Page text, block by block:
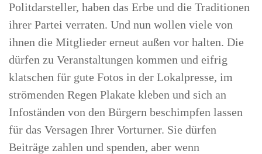
Politdarsteller, haben das Erbe und die Traditionen
ihrer Partei verraten. Und nun wollen viele von
ihnen die Mitglieder erneut außen vor halten. Die
dürfen zu Veranstaltungen kommen und eifrig
klatschen für gute Fotos in der Lokalpresse, im
strömenden Regen Plakate kleben und sich an
Infoständen von den Bürgern beschimpfen lassen
für das Versagen Ihrer Vorturner. Sie dürfen
Beiträge zahlen und spenden, aber wenn